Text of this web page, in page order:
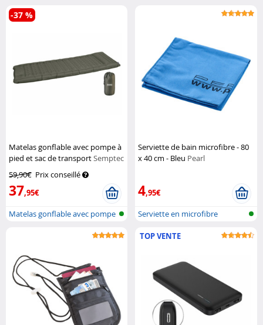
Matelas gonflable avec pompe à
pied et sac de transportSemptec
59,90€ Prix conseillé
37,95€
-37 %
Matelas gonflable avec pompe
Serviette de bain microfibre - 80
x 40 cm - Bleu Pearl
4,95€
Serviette en microfibre
TOP VENTE